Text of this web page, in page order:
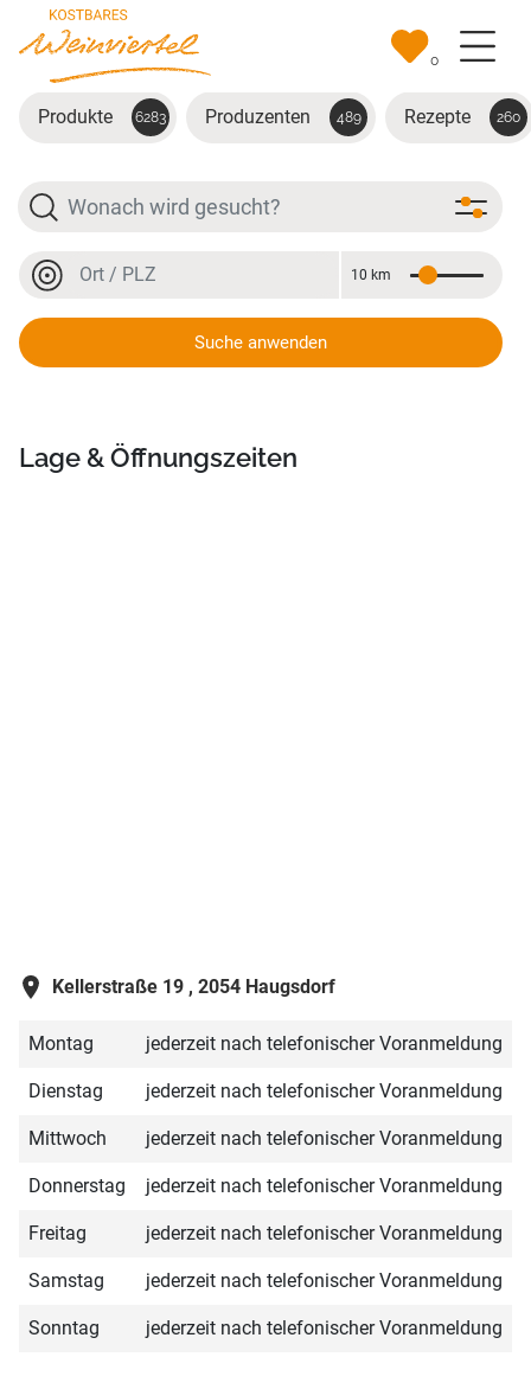
Zum Hauptinhalt springen
0
Produkte 6283 Produzenten 489 Rezepte 260
Suche
Ort oder PLZ
Entfernung
10 km
Suche anwenden
Abhofverkauf Weingut Kitla
Lage & Öffnungszeiten
Kellerstraße 19 , 2054 Haugsdorf
Montag jederzeit nach telefonischer Voranmeldung
Dienstag jederzeit nach telefonischer Voranmeldung
Mittwoch jederzeit nach telefonischer Voranmeldung
Donnerstag jederzeit nach telefonischer Voranmeldung
Freitag jederzeit nach telefonischer Voranmeldung
Samstag jederzeit nach telefonischer Voranmeldung
Sonntag jederzeit nach telefonischer Voranmeldung